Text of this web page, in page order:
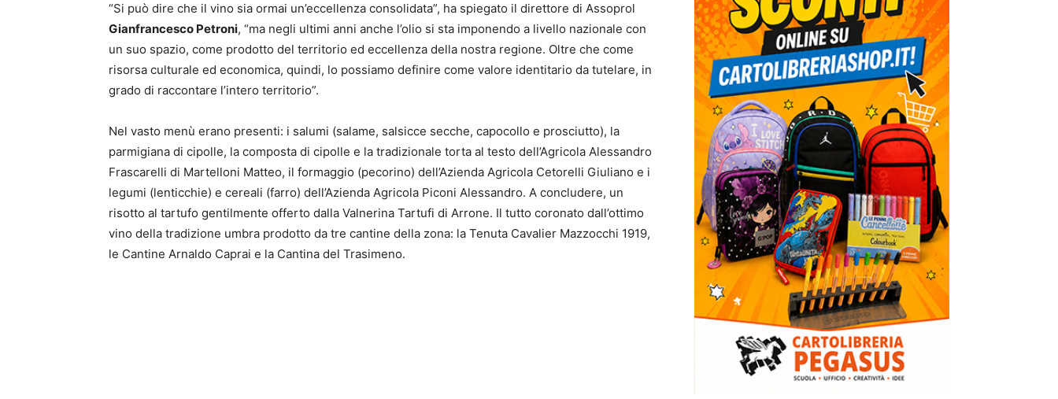
“Si può dire che il vino sia ormai un’eccellenza consolidata”, ha spiegato il direttore di Assoprol
Gianfrancesco Petroni, “ma negli ultimi anni anche l’olio si sta imponendo a livello nazionale con
un suo spazio, come prodotto del territorio ed eccellenza della nostra regione. Oltre che come
risorsa culturale ed economica, quindi, lo possiamo definire come valore identitario da tutelare, in
grado di raccontare l’intero territorio”.
Nel vasto menù erano presenti: i salumi (salame, salsicce secche, capocollo e prosciutto), la
parmigiana di cipolle, la composta di cipolle e la tradizionale torta al testo dell’Agricola Alessandro
Frascarelli di Martelloni Matteo, il formaggio (pecorino) dell’Azienda Agricola Cetorelli Giuliano e i
legumi (lenticchie) e cereali (farro) dell’Azienda Agricola Piconi Alessandro. A concludere, un
risotto al tartufo gentilmente offerto dalla Valnerina Tartufi di Arrone. Il tutto coronato dall’ottimo
vino della tradizione umbra prodotto da tre cantine della zona: la Tenuta Cavalier Mazzocchi 1919,
le Cantine Arnaldo Caprai e la Cantina del Trasimeno.